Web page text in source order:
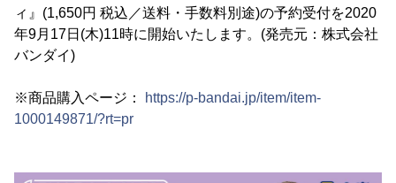
ィ』(1,650円 税込／送料・手数料別途)の予約受付を2020
年9月17日(木)11時に開始いたします。(発売元：株式会社
バンダイ)
※商品購入ページ：
https://p-bandai.jp/item/item-
1000149871/?rt=pr